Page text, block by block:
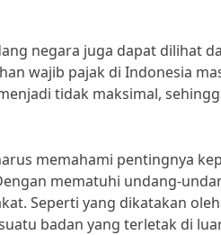
negara juga dapat dilihat
wajib pajak di Indonesia
tidak maksimal,
memahami pentingnya
mematuhi undang-
Seperti yang dikatakan
badan yang terletak di